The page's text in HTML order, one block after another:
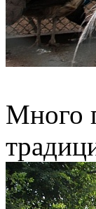
Много